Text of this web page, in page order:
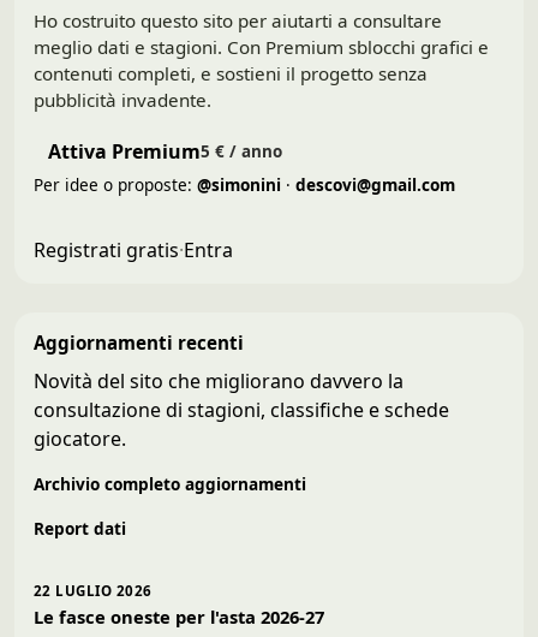
Ho costruito questo sito per aiutarti a consultare
meglio dati e stagioni. Con Premium sblocchi grafici e
contenuti completi, e sostieni il progetto senza
pubblicità invadente.
Attiva Premium5 € / anno
Per idee o proposte: @simonini · descovi@gmail.com
Registrati gratis·Entra
Aggiornamenti recenti
Novità del sito che migliorano davvero la
consultazione di stagioni, classifiche e schede
giocatore.
Archivio completo aggiornamenti
Report dati
22 LUGLIO 2026
Le fasce oneste per l'asta 2026-27